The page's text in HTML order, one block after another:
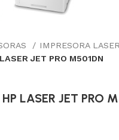
IMPRESORA LASER
JET PRO M501DN
LASER JET PRO